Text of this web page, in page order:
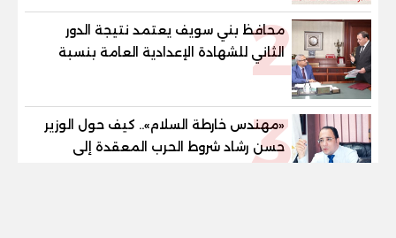
2
محافظ بني سويف يعتمد نتيجة الدور
الثاني للشهادة الإعدادية العامة بنسبة
والنور للمكفوفين
3
«مهندس خارطة السلام».. كيف حول الوزير
حسن رشاد شروط الحرب المعقدة إلى